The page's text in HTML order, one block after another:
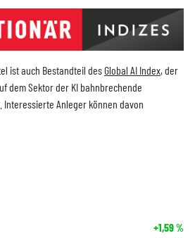
ist auch Bestandteil desGlobal AI Index, der
dem Sektor der KI bahnbrechende
Anleger können davon
+1,59%